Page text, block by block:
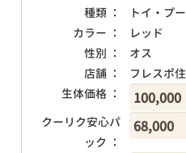
種類 ：
トイ・プ
カラー ：
レッド
性別 ：
オス
店舗 ：
フレスポ
生体価格 ：
クーリク安心パ
ック ：